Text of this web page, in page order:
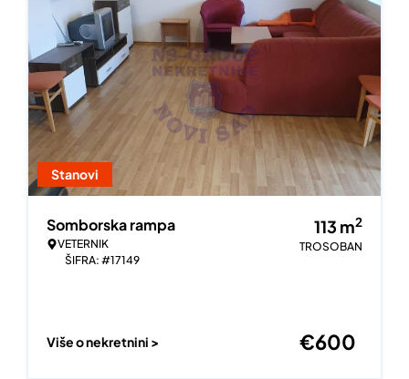
Stanovi
Somborska rampa
VETERNIK
ŠIFRA: #17149
113 m2
TROSOBAN
Više o nekretnini > €600